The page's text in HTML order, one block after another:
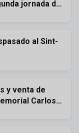
jornada de
al Sint-
y venta de
Carlos